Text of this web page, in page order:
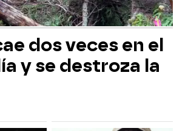
dos veces en el
y se destroza la